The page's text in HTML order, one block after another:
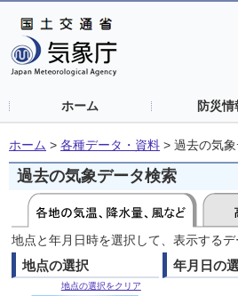
ホーム 防災情
ホーム > 各種データ・資料 > 過去の気
過去の気象データ検索
地点と年月日時を選択して、表示する
地点の選択
地点の選択をクリア
年月日の